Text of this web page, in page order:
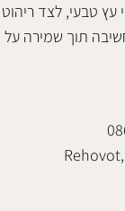
עץ טבעי, לצד
תוך שמירה על